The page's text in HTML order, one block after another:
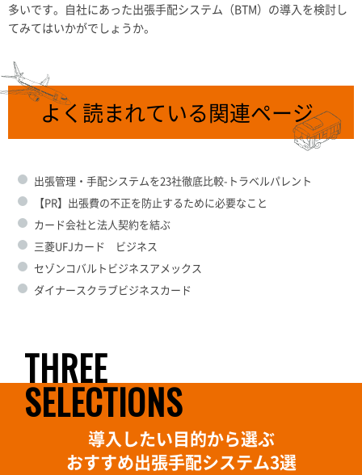
多いです。自社にあった出張手配システム（BTM）の導入を検討し
てみてはいかがでしょうか。
よく読まれている関連ページ
出張管理・手配システムを23社徹底比較-トラベルパレント
【PR】出張費の不正を防止するために必要なこと
カード会社と法人契約を結ぶ
三菱UFJカード ビジネス
セゾンコバルトビジネスアメックス
ダイナースクラブビジネスカード
THREE
SELECTIONS
導入したい目的から選ぶ
おすすめ出張手配システム3選